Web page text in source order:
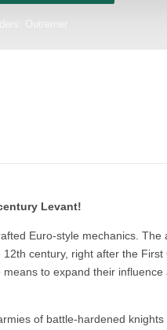
Levant!
Euro-style mechanics. The
century, right after the First
to expand their influence
of battle-hardened knights